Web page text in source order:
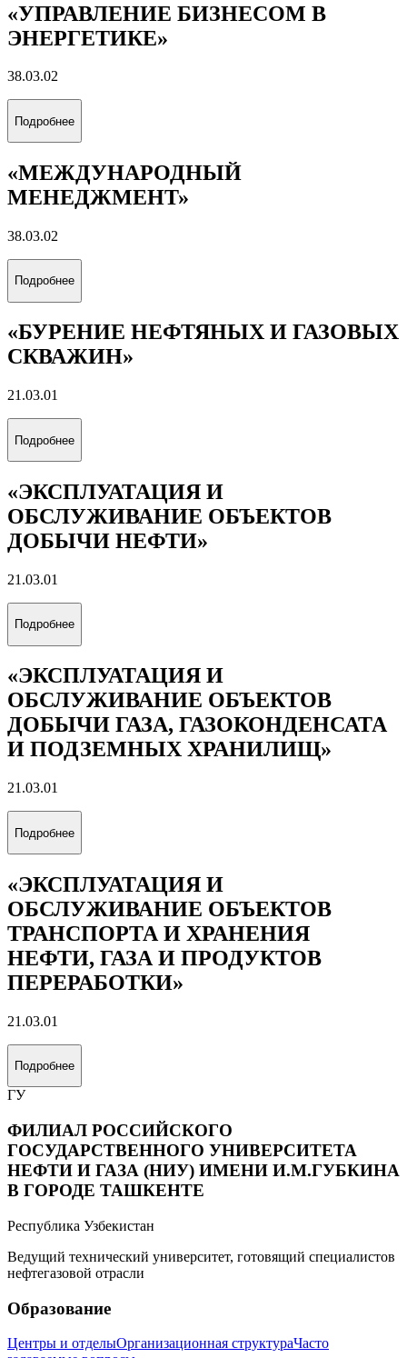
«УПРАВЛЕНИЕ БИЗНЕСОМ В
ЭНЕРГЕТИКЕ»
38.03.02
Подробнее
«МЕЖДУНАРОДНЫЙ
МЕНЕДЖМЕНТ»
38.03.02
Подробнее
«БУРЕНИЕ НЕФТЯНЫХ И ГАЗОВЫХ
СКВАЖИН»
21.03.01
Подробнее
«ЭКСПЛУАТАЦИЯ И
ОБСЛУЖИВАНИЕ ОБЪЕКТОВ
ДОБЫЧИ НЕФТИ»
21.03.01
Подробнее
«ЭКСПЛУАТАЦИЯ И
ОБСЛУЖИВАНИЕ ОБЪЕКТОВ
ДОБЫЧИ ГАЗА, ГАЗОКОНДЕНСАТА
И ПОДЗЕМНЫХ ХРАНИЛИЩ»
21.03.01
Подробнее
«ЭКСПЛУАТАЦИЯ И
ОБСЛУЖИВАНИЕ ОБЪЕКТОВ
ТРАНСПОРТА И ХРАНЕНИЯ
НЕФТИ, ГАЗА И ПРОДУКТОВ
ПЕРЕРАБОТКИ»
21.03.01
Подробнее
ГУ
ФИЛИАЛ РОССИЙСКОГО
ГОСУДАРСТВЕННОГО УНИВЕРСИТЕТА
НЕФТИ И ГАЗА (НИУ) ИМЕНИ И.М.ГУБКИНА
В ГОРОДЕ ТАШКЕНТЕ
Республика Узбекистан
Ведущий технический университет, готовящий специалистов
нефтегазовой отрасли
Образование
Центры и отделыОрганизационная структураЧасто